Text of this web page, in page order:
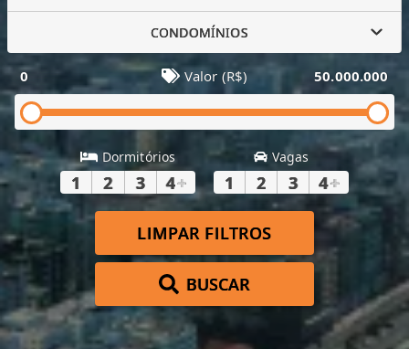
CONDOMÍNIOS
0 Valor (R$) 50.000.000
Dormitórios
1 2 3 4+
Vagas
1 2 3 4+
LIMPAR FILTROS
BUSCAR